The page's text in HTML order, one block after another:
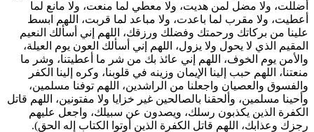
أضللت، ولا مضل لمن هديت، ولا معطي لما منعت، ولا مانع لما
أعطيت، ولا مقرب لما باعدت، ولا مباعد لما قربت، اللهم ابسط
علينا من بركاتك ورحمتك وفضلك ورزقك، اللهم إني أسألك النعيم
المقيم الذي لا يحول ولا يزول، اللهم إني أسألك العون يوم العيلة،
والأمن يوم الخوف، اللهم إني عائذ بك من شر ما أعطيتنا، وشر ما
منعتنا، اللهم حبب إلينا الإيمان وزينه في قلوبنا، وكره إلينا الكفر
والفسوق والعصيان واجعلنا من الراشدين، اللهم توفنا مسلمين،
وأحينا مسلمين، وألحقنا بالصالحين غير خزايا ولا مفتونين، اللهم قاتل
الكفرة الذين يكذبون رسلك، ويصدون عن سبيلك، واجعل عليهم
رجزك وعذابك، اللهم قاتل الكفرة الذين أوتوا الكتاب إله الحق).